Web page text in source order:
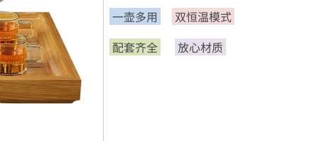
一壶多用
双恒温模式
配套齐全
放心材质